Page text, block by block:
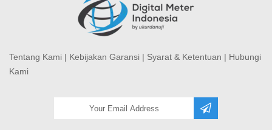
Tentang Kami | Kebijakan Garansi | Syarat & Ketentuan | Hubungi
Kami